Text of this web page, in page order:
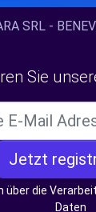
SRL -
Sie
Jetzt
über die
Daten